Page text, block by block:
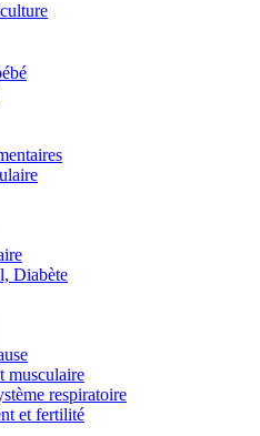
Diabète
musculaire
respiratoire
et fertilité